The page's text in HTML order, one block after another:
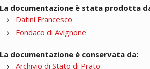
La documentazione è stata prodotta
Datini Francesco
Fondaco di Avignone
La documentazione è conservata da:
Archivio di Stato di Prato